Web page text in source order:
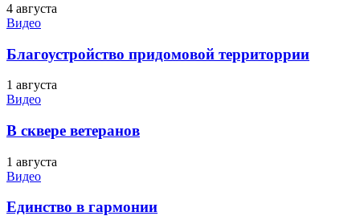
4 августа
Видео
Благоустройство придомовой территоррии
1 августа
Видео
В сквере ветеранов
1 августа
Видео
Единство в гармонии